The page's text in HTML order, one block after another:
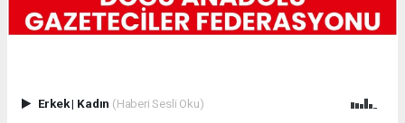
Erkek| Kadın (Haberi Sesli Oku)